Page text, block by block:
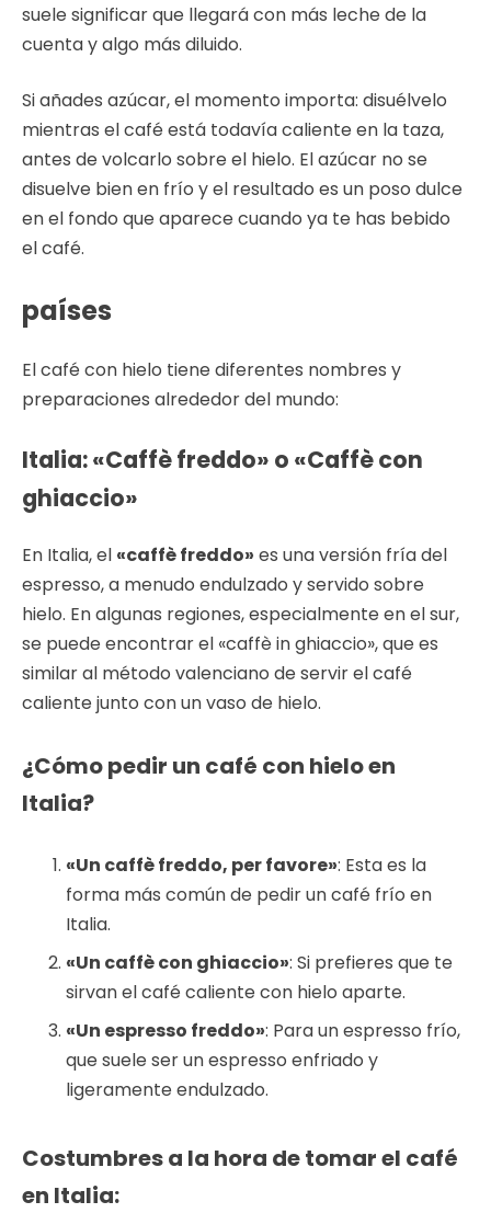
suele significar que llegará con más leche de la
cuenta y algo más diluido.
Si añades azúcar, el momento importa: disuélvelo
mientras el café está todavía caliente en la taza,
antes de volcarlo sobre el hielo. El azúcar no se
disuelve bien en frío y el resultado es un poso dulce
en el fondo que aparece cuando ya te has bebido
el café.
países
El café con hielo tiene diferentes nombres y
preparaciones alrededor del mundo:
Italia: «Caffè freddo» o «Caffè con
ghiaccio»
En Italia, el «caffè freddo» es una versión fría del
espresso, a menudo endulzado y servido sobre
hielo. En algunas regiones, especialmente en el sur,
se puede encontrar el «caffè in ghiaccio», que es
similar al método valenciano de servir el café
caliente junto con un vaso de hielo.
¿Cómo pedir un café con hielo en
Italia?
«Un caffè freddo, per favore»: Esta es la
forma más común de pedir un café frío en
Italia.
«Un caffè con ghiaccio»: Si prefieres que te
sirvan el café caliente con hielo aparte.
«Un espresso freddo»: Para un espresso frío,
que suele ser un espresso enfriado y
ligeramente endulzado.
Costumbres a la hora de tomar el café
en Italia: